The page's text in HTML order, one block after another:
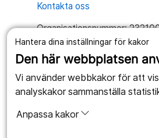
Hantera dina inställningar för kakor
Den här webbplatsen
Vi använder webbkakor för att
analyskakor sammanställa
Anpassa kakor
Kontakta oss
Organisationsnummer:
Tillsammans skapar vi ett